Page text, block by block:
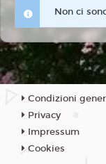
Non ci
Condizioni
Privacy
Impressum
Cookies